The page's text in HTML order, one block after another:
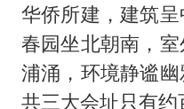
华侨所建，建筑呈
春园坐北朝南，
浦涌，环境静谧
共三大会址只有约